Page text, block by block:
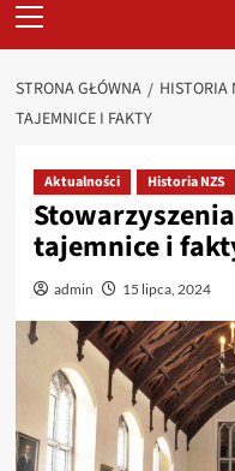
Menu
STRONA GŁÓWNA HISTORIA
TAJEMNICE I FAKTY
Aktualności Historia NZS
tajemnice i
admin 15 lipca, 2024